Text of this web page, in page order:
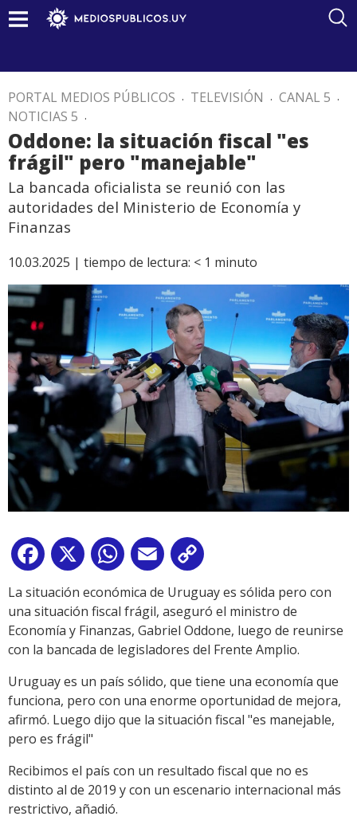
PORTAL MEDIOS PÚBLICOS . TELEVISIÓN . CANAL 5 .
NOTICIAS 5 .
Oddone: la situación fiscal "es
frágil" pero "manejable"
La bancada oficialista se reunió con las
autoridades del Ministerio de Economía y
Finanzas
10.03.2025 | tiempo de lectura: < 1 minuto
Facebook
X WhatsApp
Email
Link
La situación económica de Uruguay es sólida pero con
una situación fiscal frágil, aseguró el ministro de
Economía y Finanzas, Gabriel Oddone, luego de reunirse
con la bancada de legisladores del Frente Amplio.
Uruguay es un país sólido, que tiene una economía que
funciona, pero con una enorme oportunidad de mejora,
afirmó. Luego dijo que la situación fiscal "es manejable,
pero es frágil"
Recibimos el país con un resultado fiscal que no es
distinto al de 2019 y con un escenario internacional más
restrictivo, añadió.